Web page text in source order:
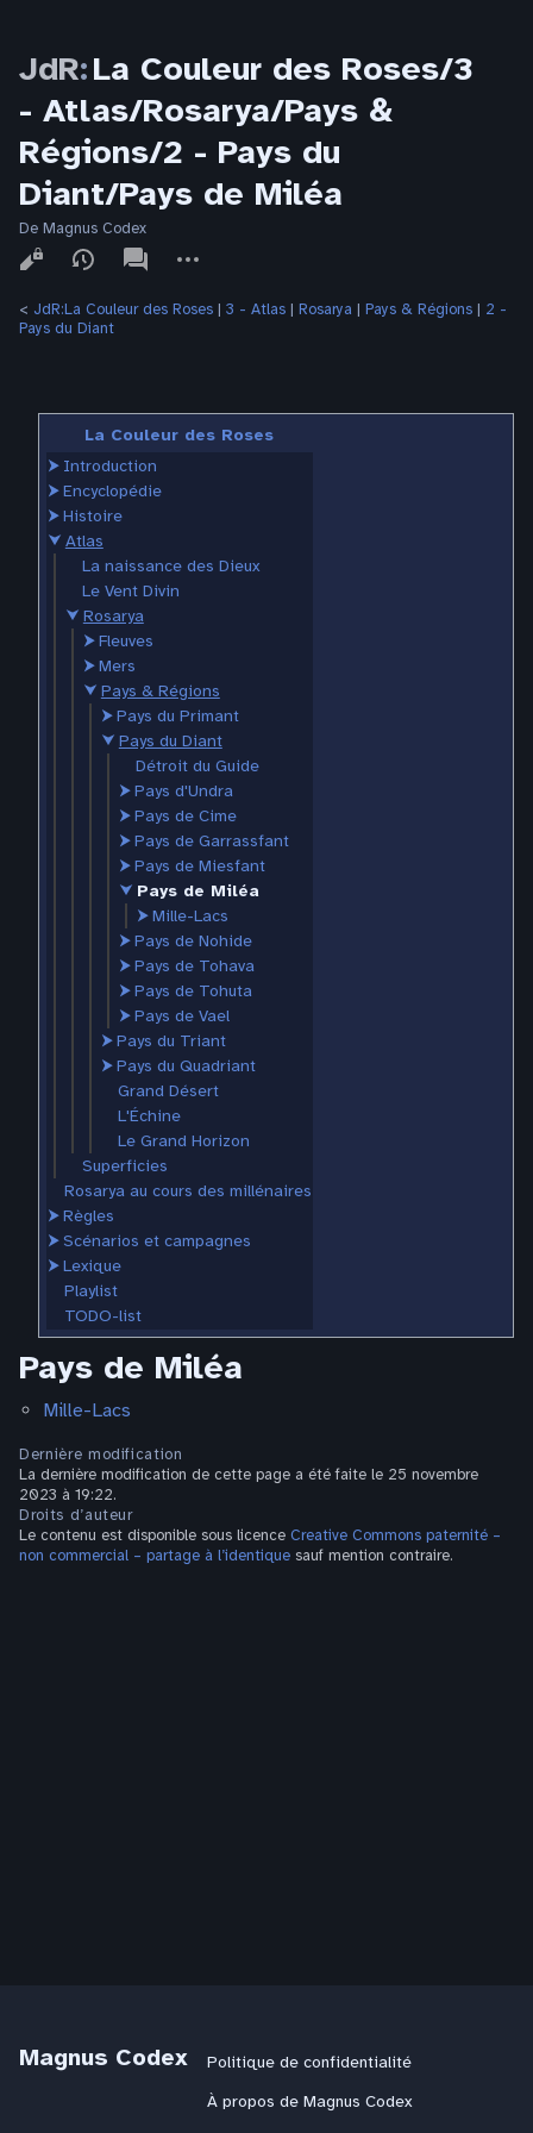
JdR:La Couleur des Roses/3
- Atlas/Rosarya/Pays &
Régions/2 - Pays du
Diant/Pays de Miléa
De Magnus Codex
Affichages
associated-
pages
actions
< JdR:La Couleur des Roses ‎ | 3 - Atlas ‎ | Rosarya ‎ | Pays & Régions ‎ | 2 -
Pays du Diant
La Couleur des Roses
⮞ Introduction
⮞Encyclopédie
⮞Histoire
⮟ Atlas
La naissance des Dieux
Le Vent Divin
⮟ Rosarya
⮞Fleuves
⮞Mers
⮟ Pays & Régions
⮞Pays du Primant
⮟ Pays du Diant
Détroit du Guide
⮞Pays d'Undra
⮞Pays de Cime
⮞Pays de Garrassfant
⮞Pays de Miesfant
⮟ Pays de Miléa
⮞Mille-Lacs
⮞Pays de Nohide
⮞Pays de Tohava
⮞Pays de Tohuta
⮞Pays de Vael
⮞Pays du Triant
⮞Pays du Quadriant
Grand Désert
L'Échine
Le Grand Horizon
Superficies
Rosarya au cours des millénaires
⮞Règles
⮞Scénarios et campagnes
⮞Lexique
Playlist
TODO-list
Pays de Miléa
Mille-Lacs
Dernière modification
La dernière modification de cette page a été faite le 25 novembre
2023 à 19:22.
Droits d’auteur
Le contenu est disponible sous licence Creative Commons paternité –
non commercial – partage à l’identique sauf mention contraire.
Magnus Codex
Politique de confidentialité
À propos de Magnus Codex